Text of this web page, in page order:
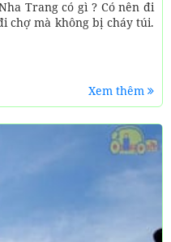
Trang có gì ? Có nên đi
chợ mà không bị cháy túi.
Xem thêm